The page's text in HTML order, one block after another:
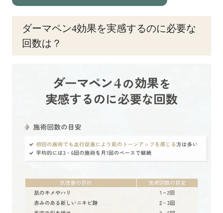
ダーマペン4効果を実感するのに必要な
回数は？